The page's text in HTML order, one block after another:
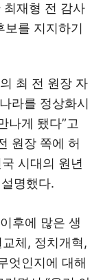
재형 전 감사
보를 지지하기
최 전 원장 자
라를 정상화시
나게 됐다”고
원장 쪽에 허
시대의 원년
명했다.
후에 많은 생
체, 정치개혁,
엇인지에 대해